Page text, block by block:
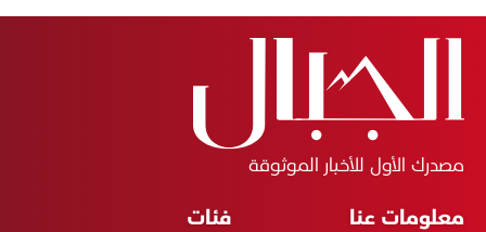
مصدرك الأول للأخبار الموثوقة
معلومات عنا فئات